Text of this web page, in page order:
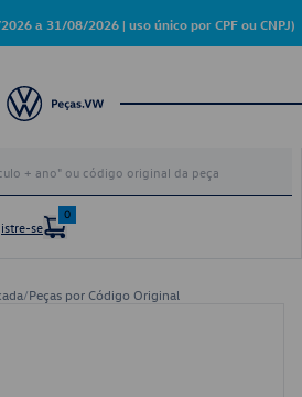
a 31/08/2026 | uso único por CPF ou CNPJ)
se
0
/Peças por Código Original